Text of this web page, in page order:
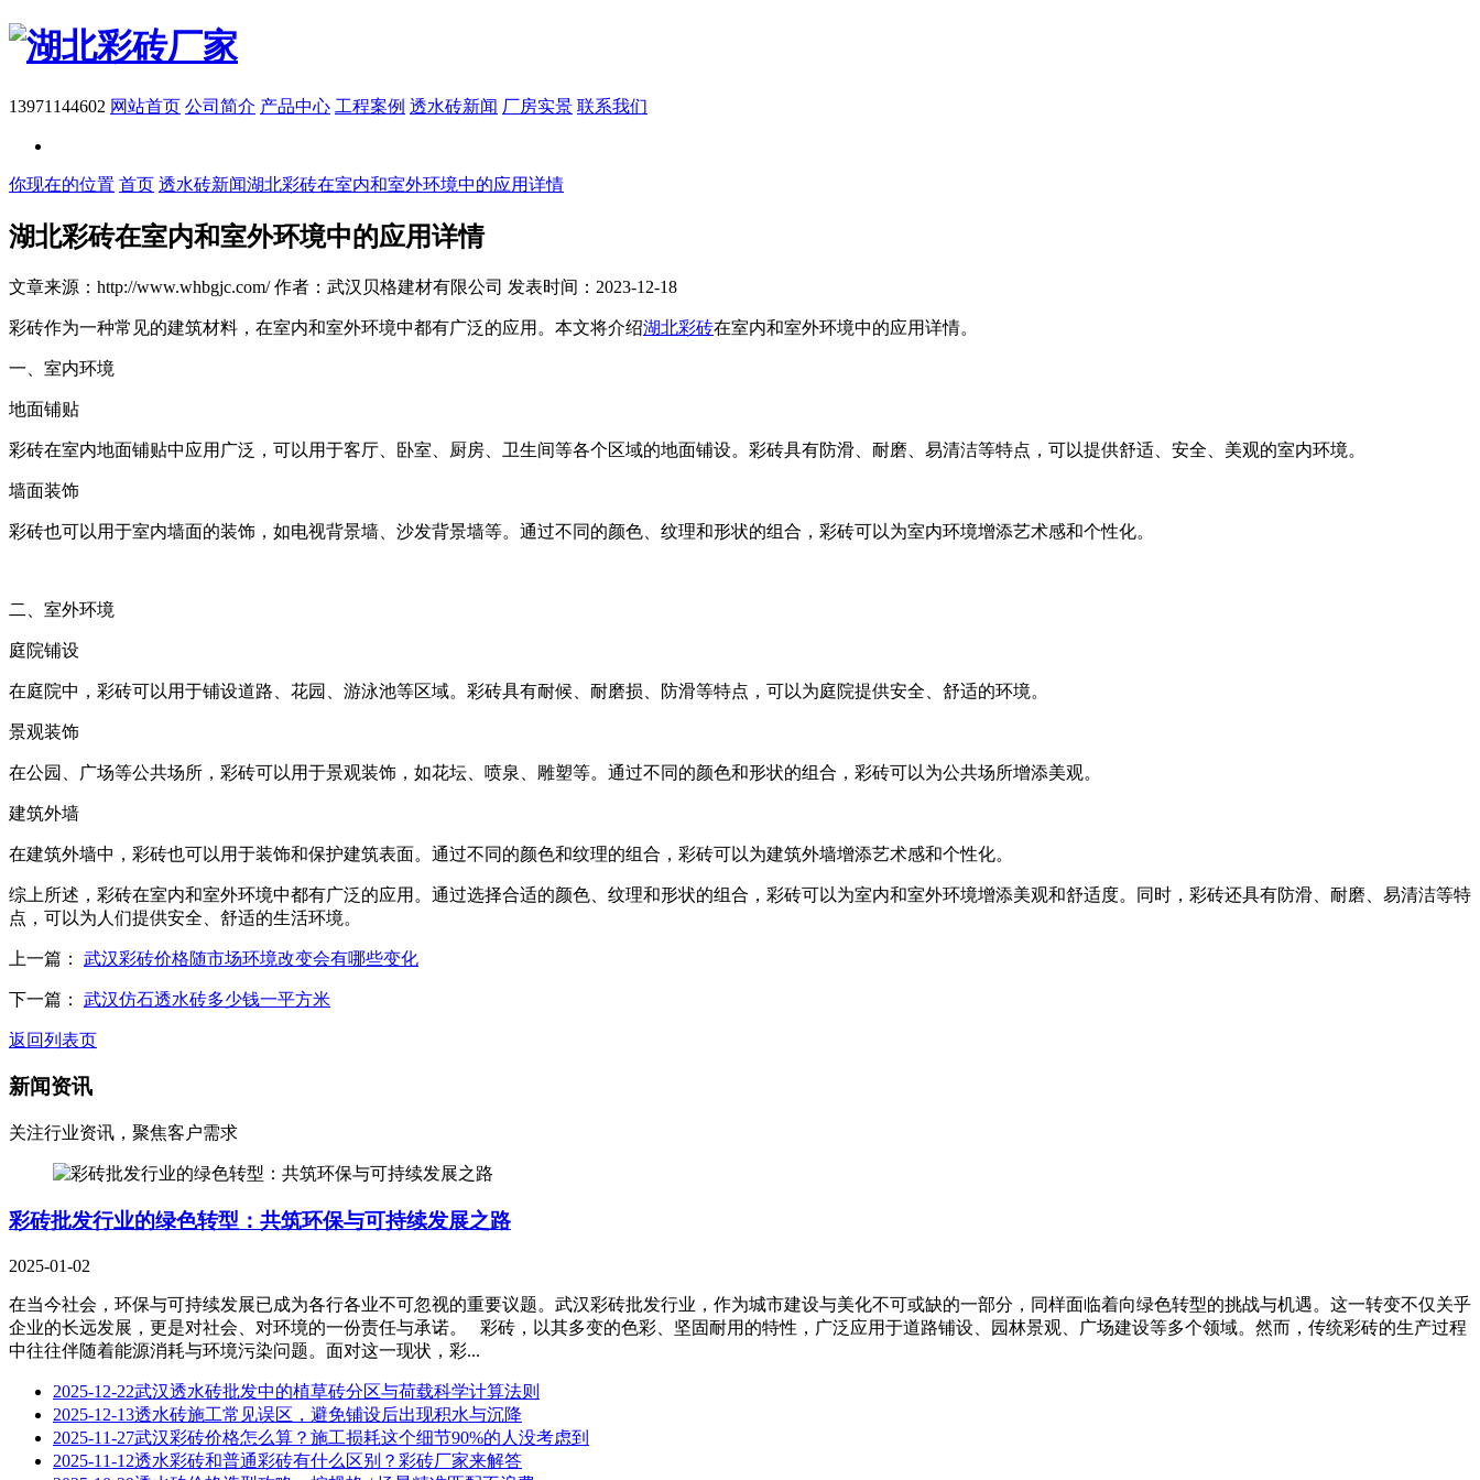
13971144602 网站首页 公司简介 产品中心 工程案例 透水砖新闻 厂房实景 联系我们
你现在的位置 首页 透水砖新闻湖北彩砖在室内和室外环境中的应用详情
湖北彩砖在室内和室外环境中的应用详情
文章来源：http://www.whbgjc.com/ 作者：武汉贝格建材有限公司 发表时间：2023-12-18
彩砖作为一种常见的建筑材料，在室内和室外环境中都有广泛的应用。本文将介绍湖北彩砖在室内和室外环境中的应用详情。
一、室内环境
地面铺贴
彩砖在室内地面铺贴中应用广泛，可以用于客厅、卧室、厨房、卫生间等各个区域的地面铺设。彩砖具有防滑、耐磨、易清洁等特点，可以提供舒适、安全、美观的室内环境。
墙面装饰
彩砖也可以用于室内墙面的装饰，如电视背景墙、沙发背景墙等。通过不同的颜色、纹理和形状的组合，彩砖可以为室内环境增添艺术感和个性化。
二、室外环境
庭院铺设
在庭院中，彩砖可以用于铺设道路、花园、游泳池等区域。彩砖具有耐候、耐磨损、防滑等特点，可以为庭院提供安全、舒适的环境。
景观装饰
在公园、广场等公共场所，彩砖可以用于景观装饰，如花坛、喷泉、雕塑等。通过不同的颜色和形状的组合，彩砖可以为公共场所增添美观。
建筑外墙
在建筑外墙中，彩砖也可以用于装饰和保护建筑表面。通过不同的颜色和纹理的组合，彩砖可以为建筑外墙增添艺术感和个性化。
综上所述，彩砖在室内和室外环境中都有广泛的应用。通过选择合适的颜色、纹理和形状的组合，彩砖可以为室内和室外环境增添美观和舒适度。同时，彩砖还具有防滑、耐磨、易清洁等特
点，可以为人们提供安全、舒适的生活环境。
上一篇： 武汉彩砖价格随市场环境改变会有哪些变化
下一篇： 武汉仿石透水砖多少钱一平方米
返回列表页
新闻资讯
关注行业资讯，聚焦客户需求
彩砖批发行业的绿色转型：共筑环保与可持续发展之路
2025-01-02
在当今社会，环保与可持续发展已成为各行各业不可忽视的重要议题。武汉彩砖批发行业，作为城市建设与美化不可或缺的一部分，同样面临着向绿色转型的挑战与机遇。这一转变不仅关乎
企业的长远发展，更是对社会、对环境的一份责任与承诺。 彩砖，以其多变的色彩、坚固耐用的特性，广泛应用于道路铺设、园林景观、广场建设等多个领域。然而，传统彩砖的生产过程
中往往伴随着能源消耗与环境污染问题。面对这一现状，彩...
2025-12-22武汉透水砖批发中的植草砖分区与荷载科学计算法则
2025-12-13透水砖施工常见误区，避免铺设后出现积水与沉降
2025-11-27武汉彩砖价格怎么算？施工损耗这个细节90%的人没考虑到
2025-11-12透水彩砖和普通彩砖有什么区别？彩砖厂家来解答